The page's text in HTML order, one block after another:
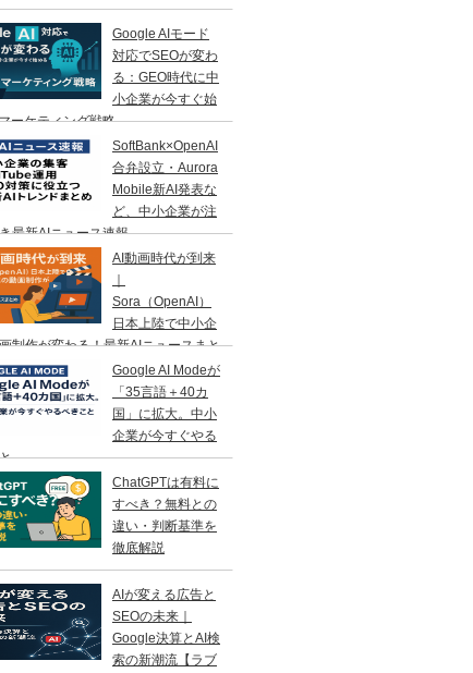
Google AIモード
対応でSEOが変わ
る：GEO時代に中
小企業が今すぐ始
ーケティング戦略
SoftBank×OpenAI
合弁設立・Aurora
Mobile新AI発表な
ど、中小企業が注
最新AIニュース速報
AI動画時代が到来
Sora（OpenAI）
日本上陸で中小企
制作が変わる！最新AIニュースまと
Google AI Modeが
「35言語＋40カ
国」に拡大。中小
企業が今すぐやる
ChatGPTは有料に
すべき？無料との
違い・判断基準を
徹底解説
AIが変える広告と
SEOの未来｜
Google決算とAI検
索の新潮流【ラブ